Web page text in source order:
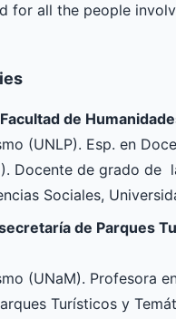
for all the people
de
(UNLP). Esp. en
Docente de grado de
Sociales,
de Parques
(UNaM). Profesora
Turísticos y